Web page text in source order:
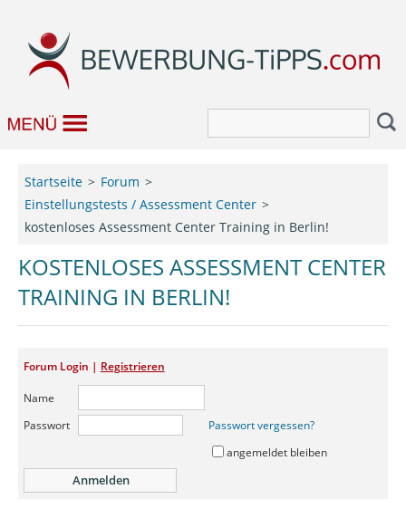
Job & Karriere
Forum
Startseite
Forum
Einstellungstests / Assessment Center
kostenloses Assessment Center Training in Berlin!
KOSTENLOSES ASSESSMENT CENTER
TRAINING IN BERLIN!
Forum Login | Registrieren
Name
Passwort
Passwort vergessen?
angemeldet bleiben